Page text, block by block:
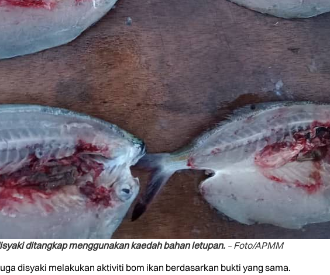
ditangkap menggunakan kaedah bahan letupan.– Foto/APMM
disyaki melakukan aktiviti bom ikan berdasarkan bukti yang sama.